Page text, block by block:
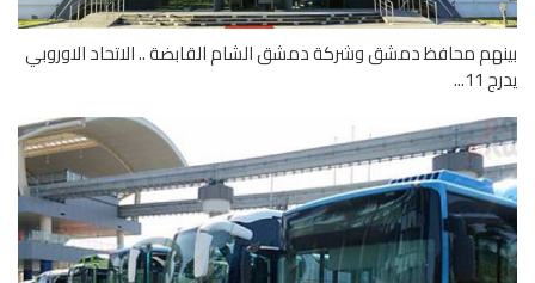
محافظ دمشق وشركة دمشق الشام القابضة .. الاتحاد الاوروبي